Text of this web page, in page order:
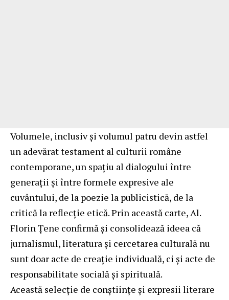
Volumele, inclusiv și volumul patru devin astfel
un adevărat testament al culturii române
contemporane, un spațiu al dialogului între
generații și între formele expresive ale
cuvântului, de la poezie la publicistică, de la
critică la reflecție etică. Prin această carte, Al.
Florin Țene confirmă și consolidează ideea că
jurnalismul, literatura și cercetarea culturală nu
sunt doar acte de creație individuală, ci și acte de
responsabilitate socială și spirituală.
Această selecție de conștiințe și expresii literare